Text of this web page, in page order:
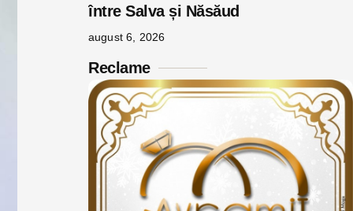
între Salva și Năsăud
august 6, 2026
Reclame